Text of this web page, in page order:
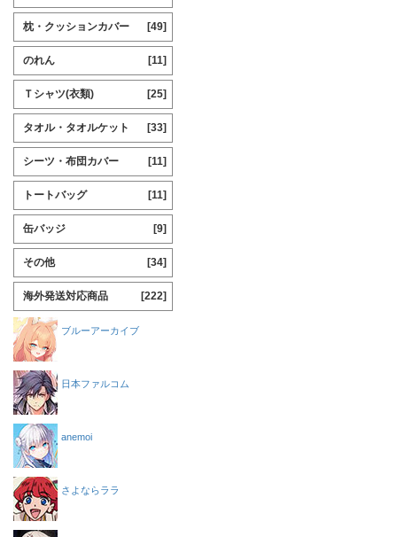
枕・クッションカバー [49]
のれん [11]
Ｔシャツ(衣類) [25]
タオル・タオルケット [33]
シーツ・布団カバー [11]
トートバッグ [11]
缶バッジ [9]
その他 [34]
海外発送対応商品 [222]
ブルーアーカイブ
日本ファルコム
anemoi
さよならララ